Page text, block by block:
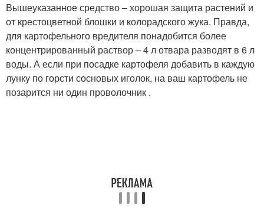
Вышеуказанное средство – хорошая защита растений и
от крестоцветной блошки и колорадского жука. Правда,
для картофельного вредителя понадобится более
концентрированный раствор – 4 л отвара разводят в 6 л
воды. А если при посадке картофеля добавить в каждую
лунку по горсти сосновых иголок, на ваш картофель не
позарится ни один проволочник .